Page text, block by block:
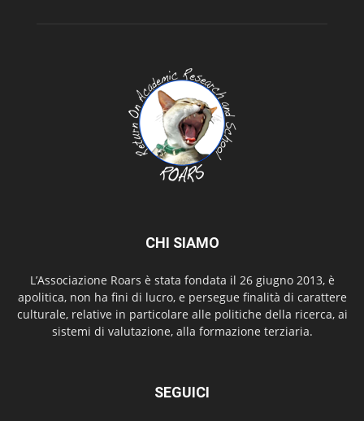
CHI SIAMO
L’Associazione Roars è stata fondata il 26 giugno 2013, è
apolitica, non ha fini di lucro, e persegue finalità di carattere
culturale, relative in particolare alle politiche della ricerca, ai
sistemi di valutazione, alla formazione terziaria.
SEGUICI